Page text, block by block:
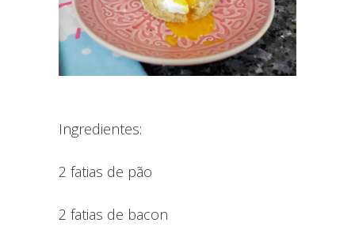
Ingredientes:
2 fatias de pão
2 fatias de bacon